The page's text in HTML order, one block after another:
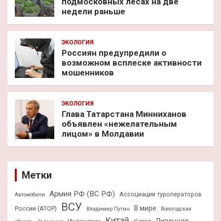
недели раньше
ЭКОЛОГИЯ
Россиян предупредили о
возможном всплеске активности
мошенников
ЭКОЛОГИЯ
Глава Татарстана Минниханов
объявлен «нежелательным
лицом» в Молдавии
Метки
Автомобили Армия РФ (ВС РФ)
Ассоциации туроператоров
России (АТОР)
ВСУ Владимир Путин В мире
Вологодская